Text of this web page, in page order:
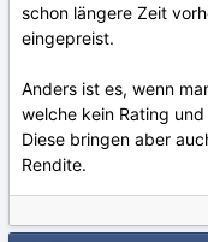
schon längere Zeit
eingepreist.
Anders ist es, wenn
welche kein Rating
Diese bringen aber
Rendite.